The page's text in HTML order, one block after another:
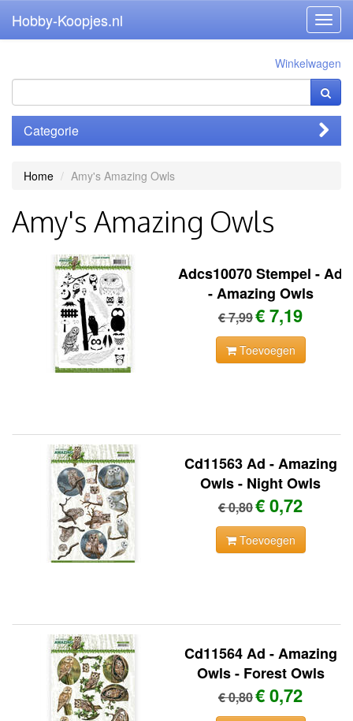
Hobby-Koopjes.nl
Winkelwagen
Categorie
Home Amy's Amazing Owls
Amy's Amazing Owls
Adcs10070 Stempel - Ad
- Amazing Owls
€ 7,99€ 7,19
Toevoegen
Cd11563 Ad - Amazing
Owls - Night Owls
€ 0,80€ 0,72
Toevoegen
Cd11564 Ad - Amazing
Owls - Forest Owls
€ 0,80€ 0,72